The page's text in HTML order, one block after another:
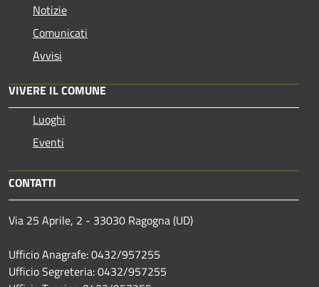
Notizie
Comunicati
Avvisi
VIVERE IL COMUNE
Luoghi
Eventi
CONTATTI
Via 25 Aprile, 2 - 33030 Ragogna (UD)
Ufficio Anagrafe: 0432/957255
Ufficio Segreteria: 0432/957255